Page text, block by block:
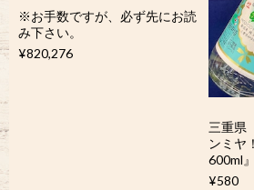
※お手数ですが、必ず先にお読
み下さい。
¥820,276
三重県
ンミヤ
600ml』
¥580